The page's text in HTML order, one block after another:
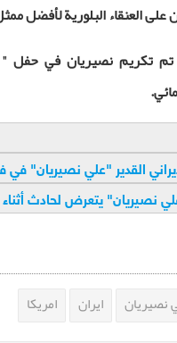
العنقاء البلورية لأفضل
عام 2001، تم تكريم نصيريان
القدير "علي نصيريان" في
نصيريان" يتعرض لحادث
نصيريان ايران امريكا